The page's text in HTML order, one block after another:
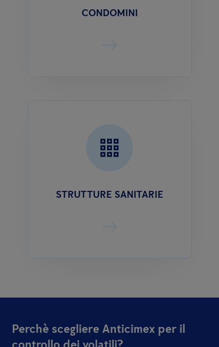
CONDOMINI
STRUTTURE SANITARIE
Perchè scegliere Anticimex per il